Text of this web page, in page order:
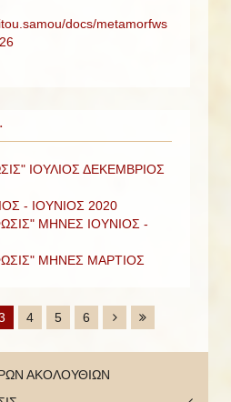
docs/metamorfws
ΙΟΥΛΙΟΣ ΔΕΚΕΜΒΡΙΟΣ
- ΙΟΥΝΙΟΣ 2020
ΜΗΝΕΣ ΙΟΥΝΙΟΣ -
ΜΗΝΕΣ ΜΑΡΤΙΟΣ
4 5 6
ΑΚΟΛΟΥΘΙΩΝ